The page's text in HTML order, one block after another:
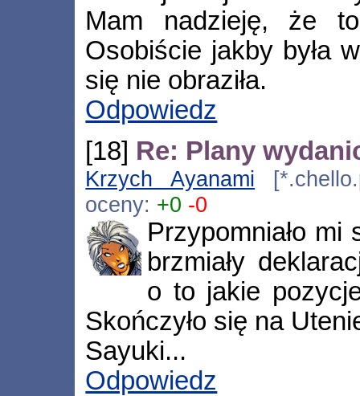
Mam nadzieję, że
Osobiście jakby była
się nie obraziła.
Odpowiedz
[18] Re: Plany
Krzych Ayanami
oceny: +0 -0
Przypomniało
brzmiały
o to jakie
Skończyło się na
Sayuki...
Odpowiedz